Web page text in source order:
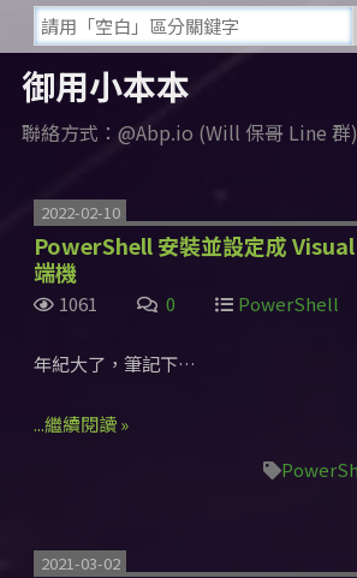
御用小本本
聯絡方式：@Abp.io (Will 保哥 Line 群)
2022-02-10
PowerShell 安裝並設定成
端機
1061 0 PowerShell
年紀大了，筆記下…
...繼續閱讀 »
2021-03-02